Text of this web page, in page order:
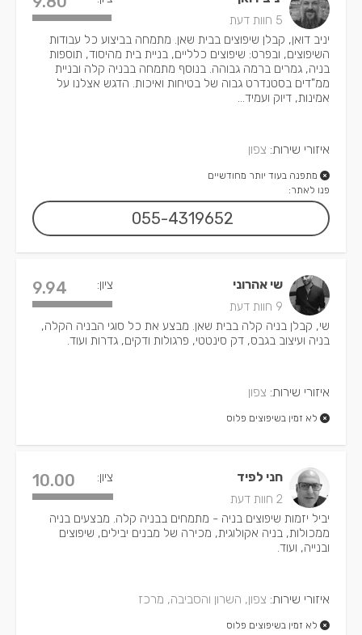
5 חוות דעת
יניב דואן, קבלן שיפוצים בבית שאן. מתמחה בביצוע כל עבודות
השיפוצים, ובפרט: שיפוצים כלליים, בניית בית מהיסוד, תוספות
בניה, גמרים ברמה גבוהה. בנוסף מתמחה בבניה קלה ובניית
ממ"דים בסטנדרט גבוה של בטיחות ואיכות. הדגש אצלנו על
אמינות, דיוק ועמיד...
איזורי שירות: צפון
מתפנה בעוד יותר מחודשיים
פנו לאתר:
055-4319652
שי אהרוני
9 חוות דעת
ציון: 9.94
שי, קבלן בניה קלה בבית שאן. מבצע את כל סוגי הבניה הקלה,
בניה ועיצוב בגבס, דק סינטטי, פרגולות ודקים, גדרות ועוד.
איזורי שירות: צפון
לא זמין בשיפוצים פלוס
חני לפיד
2 חוות דעת
ציון: 10.00
יביל יזמות שיפוצים בניה - מתמחים בבניה קלה. מבצעים בניה
ממכולות, בניה אקולוגית, מכירה של מבנים יבילים, שיפוצים
ובנייה, ועוד.
איזורי שירות: צפון, השרון והסביבה, מרכז
לא זמין בשיפוצים פלוס